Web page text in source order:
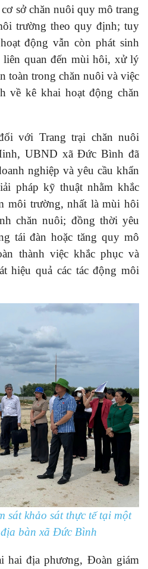
sở chăn nuôi quy mô trang
trường theo quy định; tuy
động vẫn còn phát sinh
liên quan đến mùi hôi, xử lý
toàn trong chăn nuôi và việc
về kê khai hoạt động chăn
với Trang trại chăn nuôi
UBND xã Đức Bình đã
nghiệp và yêu cầu khẩn
pháp kỹ thuật nhằm khắc
môi trường, nhất là mùi hôi
chăn nuôi; đồng thời yêu
tái đàn hoặc tăng quy mô
thành việc khắc phục và
hiệu quả các tác động môi
sát khảo sát thực tế tại một
bàn xã Đức Bình
hai địa phương, Đoàn giám